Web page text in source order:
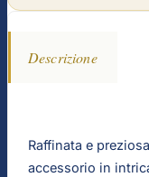
Descrizione
Raffinata e
accessorio in